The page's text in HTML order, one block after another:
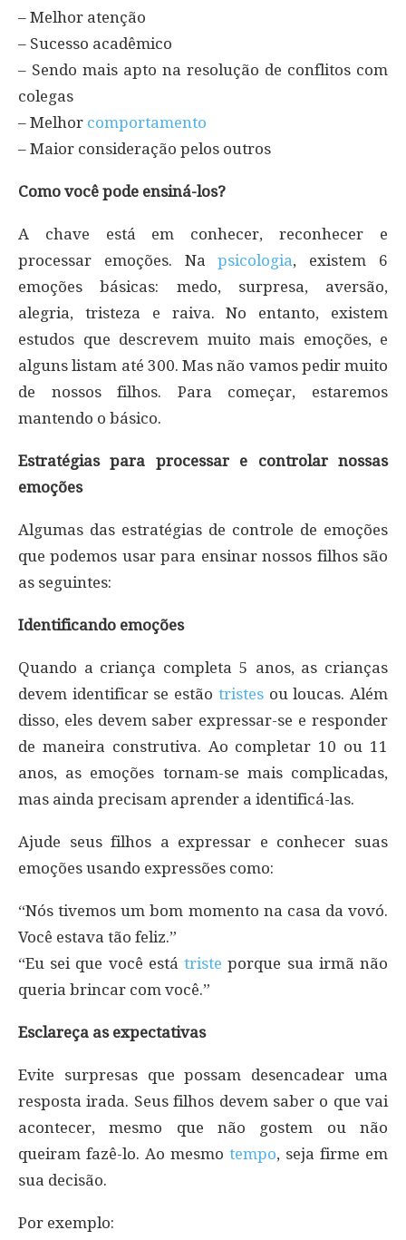
– Melhor atenção
– Sucesso acadêmico
– Sendo mais apto na resolução de conflitos com
colegas
– Melhor comportamento
– Maior consideração pelos outros
Como você pode ensiná-los?
A chave está em conhecer, reconhecer e
processar emoções. Napsicologia, existem 6
emoções básicas: medo, surpresa, aversão,
alegria, tristeza e raiva. No entanto, existem
estudos que descrevem muito mais emoções, e
alguns listam até 300. Mas não vamos pedir muito
de nossos filhos. Para começar, estaremos
mantendo o básico.
Estratégias para processar e controlar nossas
emoções
Algumas das estratégias de controle de emoções
que podemos usar para ensinar nossos filhos são
as seguintes:
Identificando emoções
Quando a criança completa 5 anos, as crianças
devem identificar se estão tristesou loucas. Além
disso, eles devem saber expressar-se e responder
de maneira construtiva. Ao completar 10 ou 11
anos, as emoções tornam-se mais complicadas,
mas ainda precisam aprender a identificá-las.
Ajude seus filhos a expressar e conhecer suas
emoções usando expressões como:
“Nós tivemos um bom momento na casa da vovó.
Você estava tão feliz.”
“Eu sei que você estátriste porque sua irmã não
queria brincar com você.”
Esclareça as expectativas
Evite surpresas que possam desencadear uma
resposta irada. Seus filhos devem saber o que vai
acontecer, mesmo que não gostem ou não
queiram fazê-lo. Ao mesmo tempo, seja firme em
sua decisão.
Por exemplo: